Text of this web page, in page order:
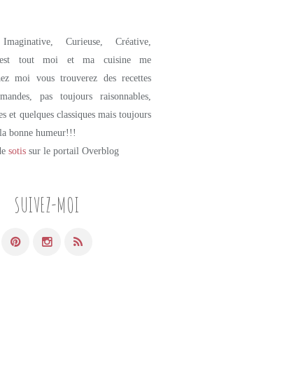
SUIVEZ-MOI
Curieuse, Créative,
tout moi et ma cuisine me
moi vous trouverez des recettes
pas toujours raisonnables,
et quelques classiques mais toujours
bonne humeur!!!
sotis sur le portail Overblog